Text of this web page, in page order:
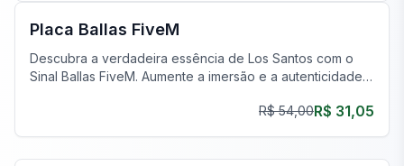
Placa Ballas FiveM
Descubra a verdadeira essência de Los Santos com o
Sinal Ballas FiveM. Aumente a imersão e a autenticidade
R$ 54,00R$ 31,05
FiveM Gangue MLO